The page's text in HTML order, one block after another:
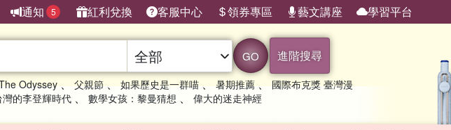
通知 5 紅利兌換 客服中心 領券專區 藝文講座 學習平台
GO 進階搜尋
Odyssey 、 父親節 、 如果歷史是一群喵 、 暑期推薦 、 國際布克獎 臺灣漫
灣的李登輝時代 、 數學女孩：黎曼猜想 、 偉大的迷走神經